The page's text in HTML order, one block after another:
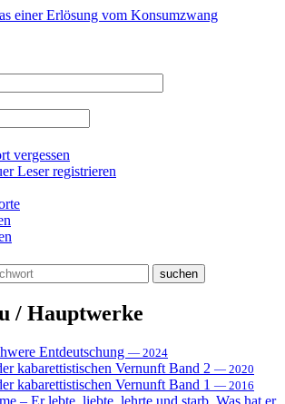
einer Erlösung vom Konsumzwang
vergessen
Leser registrieren
/ Hauptwerke
Entdeutschung — 2024
kabarettistischen Vernunft Band 2 — 2020
kabarettistischen Vernunft Band 1 — 2016
– Er lebte, liebte, lehrte und starb. Was hat er